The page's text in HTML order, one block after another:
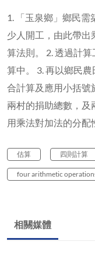
1. 「玉泉鄉」鄉民
少人開工，由此帶
算法則。 2. 透過計
算中。 3. 再以鄉民
合計算及應用小括號
兩村的捐助總數，
用乘法對加法的分配
估算 四則計算
four arithmetic
相關媒體